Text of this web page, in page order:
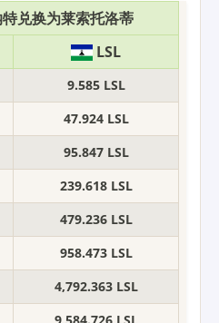
兑换为莱索托洛蒂
LSL
9.585 LSL
47.924 LSL
95.847 LSL
239.618 LSL
479.236 LSL
958.473 LSL
4,792.363 LSL